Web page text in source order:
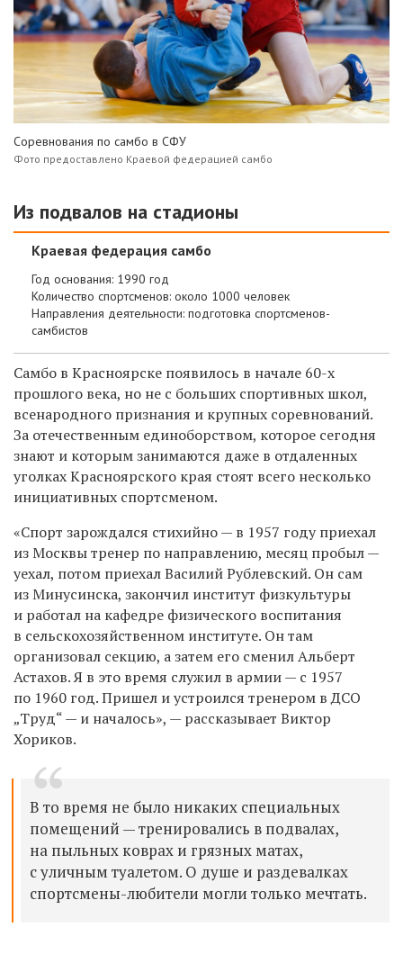
Соревнования по самбо в СФУ
Фото предоставлено Краевой федерацией самбо
Из подвалов на стадионы
Краевая федерация самбо
Год основания: 1990 год
Количество спортсменов: около 1000 человек
Направления деятельности: подготовка спортсменов-
самбистов
Самбо в Красноярске появилось в начале 60-х
прошлого века, но не с больших спортивных школ,
всенародного признания и крупных соревнований.
За отечественным единоборством, которое сегодня
знают и которым занимаются даже в отдаленных
уголках Красноярского края стоят всего несколько
инициативных спортсменом.
«Спорт зарождался стихийно — в 1957 году приехал
из Москвы тренер по направлению, месяц пробыл —
уехал, потом приехал Василий Рублевский. Он сам
из Минусинска, закончил институт физкультуры
и работал на кафедре физического воспитания
в сельскохозяйственном институте. Он там
организовал секцию, а затем его сменил Альберт
Астахов. Я в это время служил в армии — с 1957
по 1960 год. Пришел и устроился тренером в ДСО
„Труд“ — и началось», — рассказывает Виктор
Хориков.
В то время не было никаких специальных
помещений — тренировались в подвалах,
на пыльных коврах и грязных матах,
с уличным туалетом. О душе и раздевалках
спортсмены-любители могли только мечтать.